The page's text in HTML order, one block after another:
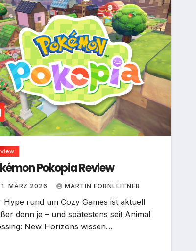
Pokopia Review
MÄRZ 2026 MARTIN FORNLEITNER
Hype rund um Cozy Games ist aktuell
denn je – und spätestens seit Animal
New Horizons wissen…